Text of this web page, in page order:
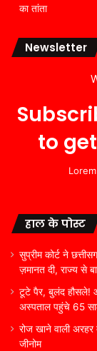
का तांता
Newsletter
to
हाल के पोस्ट
सुप्रीम कोर्ट ने
ज़मानत दी, राज्य से
टूटे पैर, बुलंद हौसले!
अस्पताल पहुंचे 65
रोज खाने वाली अरहर
जीनोम